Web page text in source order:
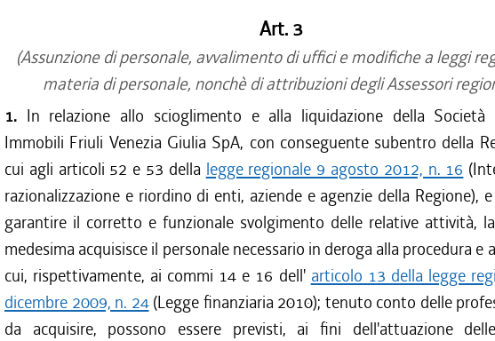
Art. 3
(Assunzione di personale, avvalimento di uffici e modifiche a leggi
materia di personale, nonchè di attribuzioni degli Assessori
1. In relazione allo scioglimento e alla liquidazione della Società
Immobili Friuli Venezia Giulia SpA, con conseguente subentro della
cui agli articoli 52 e 53 della legge regionale 9 agosto 2012, n. 16
razionalizzazione e riordino di enti, aziende e agenzie della Regione),
garantire il corretto e funzionale svolgimento delle relative attività,
medesima acquisisce il personale necessario in deroga alla procedura e
cui, rispettivamente, ai commi 14 e 16 dell' articolo 13 della legge
dicembre 2009, n. 24(Legge finanziaria 2010); tenuto conto delle
da acquisire, possono essere previsti, ai fini dell'attuazione